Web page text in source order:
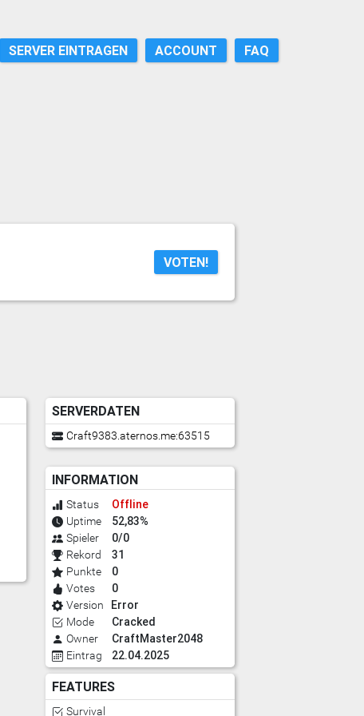
SERVER EINTRAGEN ACCOUNT FAQ
VOTEN!
SERVERDATEN
Craft9383.aternos.me:63515
INFORMATION
Status Offline
Uptime 52,83%
Spieler 0/0
Rekord 31
Punkte 0
Votes 0
Version Error
Mode Cracked
Owner CraftMaster2048
Eintrag 22.04.2025
FEATURES
Survival